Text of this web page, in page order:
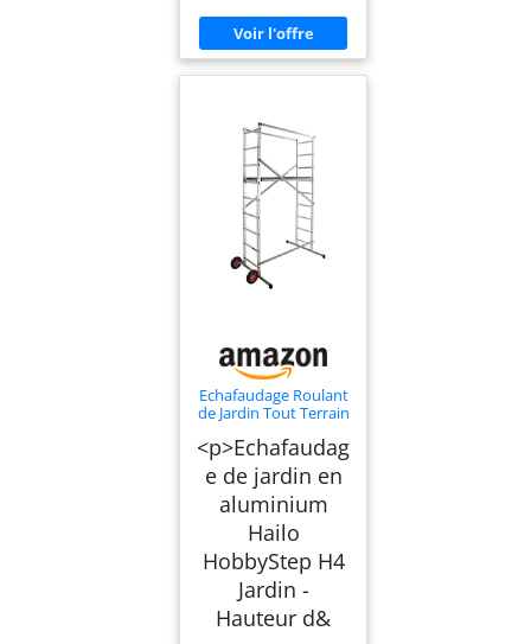
Echafaudage Roulant
de Jardin Tout Terrain
Aluminium Hailo
HobbyStep H4 Jardin
<p>Echafaudag
e de jardin en
aluminium
Hailo
HobbyStep H4
Jardin -
Hauteur d&